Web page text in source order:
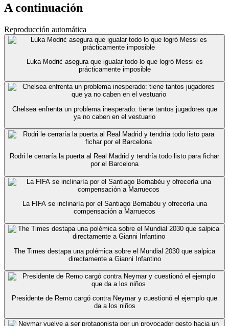
A continuación
Reproducción automática
Luka Modrić asegura que igualar todo lo que logró Messi es
prácticamente imposible
Chelsea enfrenta un problema inesperado: tiene tantos jugadores que
ya no caben en el vestuario
Rodri le cerraría la puerta al Real Madrid y tendría todo listo para fichar
por el Barcelona
La FIFA se inclinaría por el Santiago Bernabéu y ofrecería una
compensación a Marruecos
The Times destapa una polémica sobre el Mundial 2030 que salpica
directamente a Gianni Infantino
Presidente de Remo cargó contra Neymar y cuestionó el ejemplo que
da a los niños